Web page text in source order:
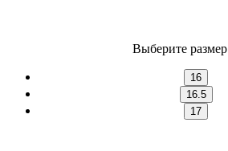
Выберите размер
16
16.5
17